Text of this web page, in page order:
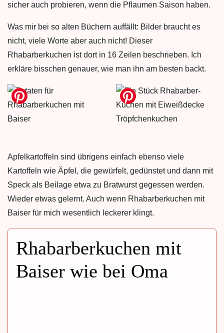
sicher auch probieren, wenn die Pflaumen Saison haben.
Was mir bei so alten Büchern auffällt: Bilder braucht es
nicht, viele Worte aber auch nicht! Dieser
Rhabarberkuchen ist dort in 16 Zeilen beschrieben. Ich
erkläre bisschen genauer, wie man ihn am besten backt.
Apfelkartoffeln sind übrigens einfach ebenso viele
Kartoffeln wie Äpfel, die gewürfelt, gedünstet und dann mit
Speck als Beilage etwa zu Bratwurst gegessen werden.
Wieder etwas gelernt. Auch wenn Rhabarberkuchen mit
Baiser für mich wesentlich leckerer klingt.
Rhabarberkuchen mit
Baiser wie bei Oma